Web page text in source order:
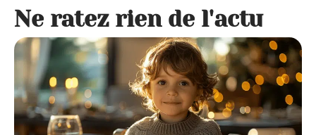
Ne ratez rien de l'actu